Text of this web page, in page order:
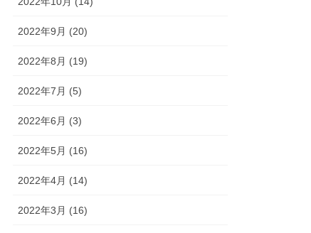
2022年9月 (20)
2022年8月 (19)
2022年7月 (5)
2022年6月 (3)
2022年5月 (16)
2022年4月 (14)
2022年3月 (16)